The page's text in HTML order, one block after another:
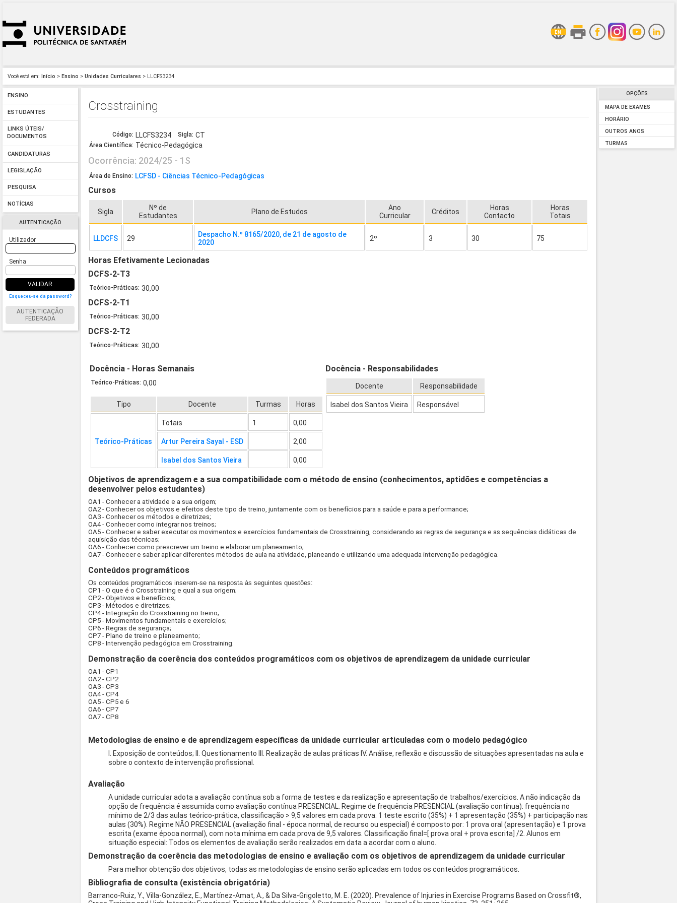
Você está em: Início > Ensino > Unidades Curriculares > LLCFS3234
ENSINO
ESTUDANTES
LINKS ÚTEIS/
DOCUMENTOS
CANDIDATURAS
LEGISLAÇÃO
PESQUISA
NOTÍCIAS
AUTENTICAÇÃO
Utilizador
Senha
VALIDAR
Esqueceu-se da password?
AUTENTICAÇÃO
FEDERADA
OPÇÕES
MAPA DE EXAMES
HORÁRIO
OUTROS ANOS
TURMAS
Crosstraining
Código: LLCFS3234 Sigla: CT
Área Científica: Técnico-Pedagógica
Ocorrência: 2024/25 - 1S
Área de Ensino: LCFSD - Ciências Técnico-Pedagógicas
Cursos
Sigla
Nº de
Estudantes
Plano de Estudos
Ano
Curricular
Créditos
Horas
Contacto
Horas
Totais
LLDCFS 29
Despacho N.º 8165/2020, de 21 de agosto de
2020
2º 3 30 75
Horas Efetivamente Lecionadas
DCFS-2-T3
Teórico-Práticas: 30,00
DCFS-2-T1
Teórico-Práticas: 30,00
DCFS-2-T2
Teórico-Práticas: 30,00
Docência - Horas Semanais
Teórico-Práticas: 0,00
Tipo Docente Turmas Horas
Teórico-Práticas
Totais 1 0,00
Artur Pereira Sayal - ESD 2,00
Isabel dos Santos Vieira 0,00
Docência - Responsabilidades
Docente Responsabilidade
Isabel dos Santos Vieira Responsável
Objetivos de aprendizagem e a sua compatibilidade com o método de ensino (conhecimentos, aptidões e competências a
desenvolver pelos estudantes)
OA1 - Conhecer a atividade e a sua origem;
OA2 - Conhecer os objetivos e efeitos deste tipo de treino, juntamente com os benefícios para a saúde e para a performance;
OA3 - Conhecer os métodos e diretrizes;
OA4 - Conhecer como integrar nos treinos;
OA5 - Conhecer e saber executar os movimentos e exercícios fundamentais de Crosstraining, considerando as regras de segurança e as sequências didáticas de
aquisição das técnicas;
OA6 - Conhecer como prescrever um treino e elaborar um planeamento;
OA7 - Conhecer e saber aplicar diferentes métodos de aula na atividade, planeando e utilizando uma adequada intervenção pedagógica.
Conteúdos programáticos
Os conteúdos programáticos inserem-se na resposta às seguintes questões:
CP1 - O que é o Crosstraining e qual a sua origem;
CP2 - Objetivos e benefícios;
CP3 - Métodos e diretrizes;
CP4 - Integração do Crosstraining no treino;
CP5 - Movimentos fundamentais e exercícios;
CP6 - Regras de segurança;
CP7 - Plano de treino e planeamento;
CP8 - Intervenção pedagógica em Crosstraining.
Demonstração da coerência dos conteúdos programáticos com os objetivos de aprendizagem da unidade curricular
OA1 - CP1
OA2 - CP2
OA3 - CP3
OA4 - CP4
OA5 - CP5 e 6
OA6 - CP7
OA7 - CP8
Metodologias de ensino e de aprendizagem específicas da unidade curricular articuladas com o modelo pedagógico
I. Exposição de conteúdos; II. Questionamento III. Realização de aulas práticas IV. Análise, reflexão e discussão de situações apresentadas na aula e
sobre o contexto de intervenção profissional.
Avaliação
A unidade curricular adota a avaliação contínua sob a forma de testes e da realização e apresentação de trabalhos/exercícios. A não indicação da
opção de frequência é assumida como avaliação contínua PRESENCIAL. Regime de frequência PRESENCIAL (avaliação contínua): frequência no
mínimo de 2/3 das aulas teórico-prática, classificação > 9,5 valores em cada prova: 1 teste escrito (35%) + 1 apresentação (35%) + participação nas
aulas (30%). Regime NÃO PRESENCIAL (avaliação final - época normal, de recurso ou especial) é composto por: 1 prova oral (apresentação) e 1 prova
escrita (exame época normal), com nota mínima em cada prova de 9,5 valores. Classificação final=[ prova oral + prova escrita] /2. Alunos em
situação especial: Todos os elementos de avaliação serão realizados em data a acordar com o aluno.
Demonstração da coerência das metodologias de ensino e avaliação com os objetivos de aprendizagem da unidade curricular
Para melhor obtenção dos objetivos, todas as metodologias de ensino serão aplicadas em todos os conteúdos programáticos.
Bibliografia de consulta (existência obrigatória)
Barranco-Ruiz, Y., Villa-González, E., Martínez-Amat, A., & Da Silva-Grigoletto, M. E. (2020). Prevalence of Injuries in Exercise Programs Based on Crossfit®,